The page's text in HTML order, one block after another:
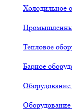
Холодильное
Тепловое
Барное
Оборудование